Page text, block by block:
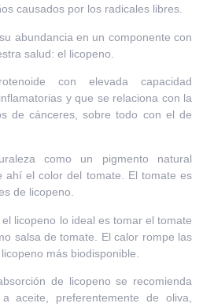
causados por los radicales libres.
abundancia en un componente con
salud: el licopeno.
con elevada capacidad
y que se relaciona con la
de cánceres , sobre todo con el de
como un pigmento natural
ahí el color del tomate. El tomate es
de licopeno.
licopeno lo ideal es tomar el tomate
salsa de tomate. El calor rompe las
licopeno más biodisponible.
de licopeno se recomienda
aceite , preferentemente de oliva,